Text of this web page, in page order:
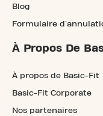
Blog
Formulaire
À Propos De
À propos de Basic-Fit
Basic-Fit Corporate
Nos partenaires